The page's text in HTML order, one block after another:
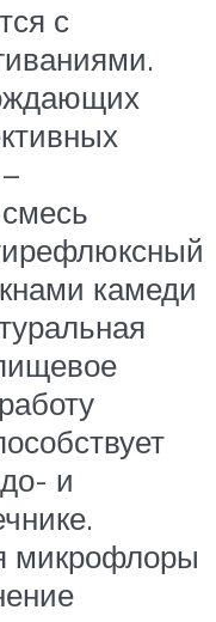
с
камеди
и
микрофлоры